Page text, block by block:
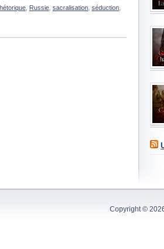
Russie sacralisation séduction
Copyright ©